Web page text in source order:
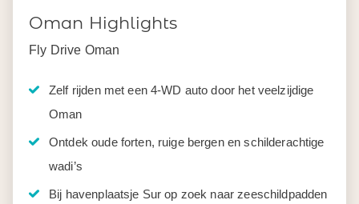
Oman Highlights
Fly Drive Oman
Zelf rijden met een 4-WD auto door het veelzijdige
Oman
Ontdek oude forten, ruige bergen en schilderachtige
wadi’s
Bij havenplaatsje Sur op zoek naar zeeschildpadden